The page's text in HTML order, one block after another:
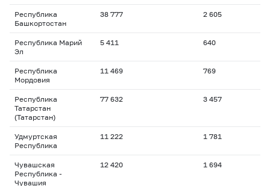
Республика
Башкортостан
38 777 2 605
Республика Марий
Эл
5 411 640
Республика
Мордовия
11 469 769
Республика
Татарстан
(Татарстан)
77 632 3 457
Удмуртская
Республика
11 222 1 781
Чувашская
Республика -
Чувашия
12 420 1 694